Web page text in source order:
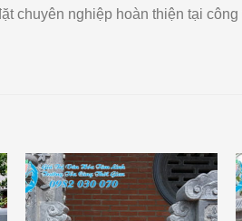
chuyên nghiệp hoàn thiện tại